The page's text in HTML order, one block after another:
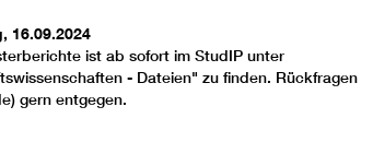
16.09.2024
ist ab sofort im StudIP unter
- Dateien" zu finden. Rückfragen
) gern entgegen.